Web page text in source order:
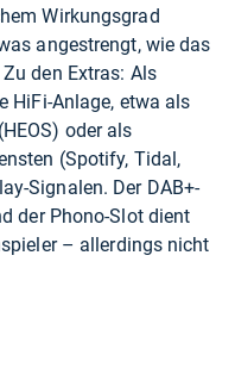
Wirkungsgrad
angestrengt, wie das
den Extras: Als
HiFi-Anlage, etwa als
oder als
(Spotify, Tidal,
Signalen. Der DAB+-
der Phono-Slot dient
– allerdings nicht